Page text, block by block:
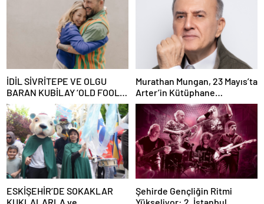
İDİL SİVRİTEPE VE OLGU
BARAN KUBİLAY ‘OLD FOOLS’
İLE TÜRSAK VAKFI İÇİN
SAHNEDE!
Murathan Mungan, 23 Mayıs’ta
Arter’in Kütüphane
Söyleşileri’ne Konuk Oluyor!
ESKİŞEHİR’DE SOKAKLAR
Şehirde Gençliğin Ritmi